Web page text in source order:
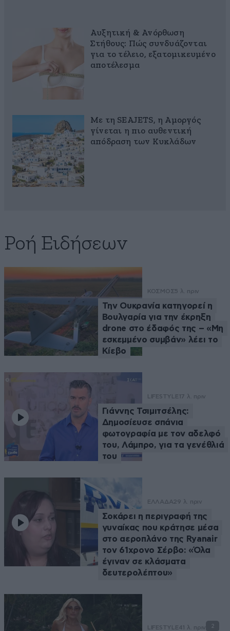
Αυξητική & Ανόρθωση
Στήθους: Πώς συνδυάζονται
για το τέλειο, εξατομικευμένο
αποτέλεσμα
Με τη SEAJETS, η Αμοργός
γίνεται η πιο αυθεντική
απόδραση των Κυκλάδων
Ροή Ειδήσεων
ΚΟΣΜΟΣ5 λ. πριν
Την Ουκρανία κατηγορεί η
Βουλγαρία για την έκρηξη
drone στο έδαφός της – «Μη
εσκεμμένο συμβάν» λέει το
Κίεβο
LIFESTYLE 17 λ. πριν
Γιάννης Τσιμιτσέλης:
Δημοσίευσε σπάνια
φωτογραφία με τον αδελφό
του, Λάμπρο, για τα γενέθλιά
του
ΕΛΛΑΔΑ29 λ. πριν
Σοκάρει η περιγραφή της
γυναίκας που κράτησε μέσα
στο αεροπλάνο της Ryanair
τον 61χρονο Σέρβο: «Όλα
έγιναν σε κλάσματα
δευτερολέπτου»
LIFESTYLE41 λ. πριν 2